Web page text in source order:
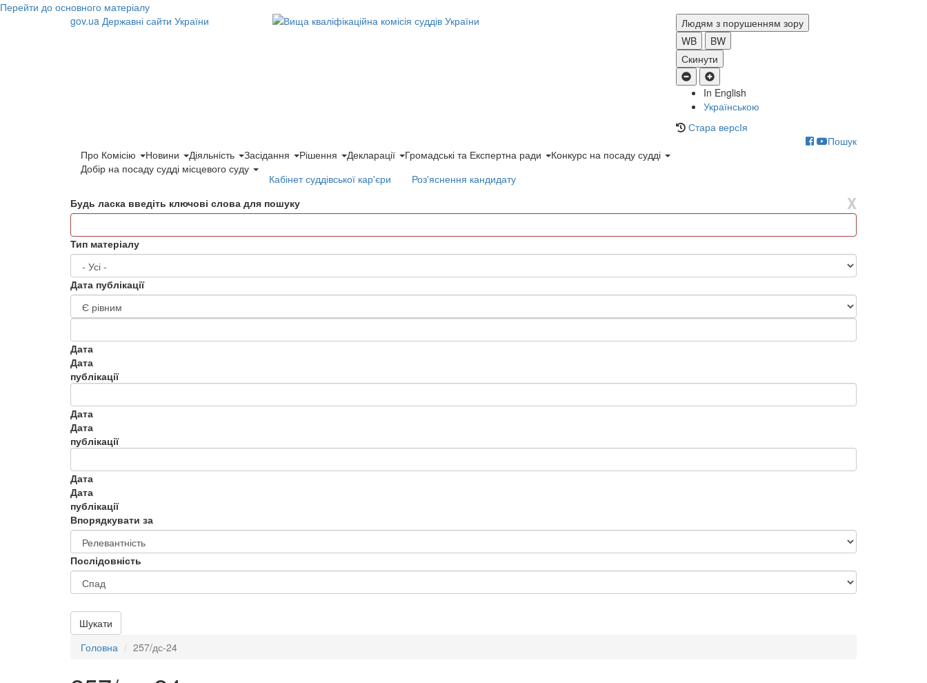
Перейти до основного матеріалу
gov.ua Державні сайти України
Людям з порушенням зору
WB
BW
Скинути
In English
Українською
Стара версІя
Пошук
Про Комісію
Новини Діяльність Засідання Рішення Декларації Громадські та Експертна ради
Конкурс на посаду судді
Добір на посаду судді місцевого суду
Кабінет суддівської кар'єри Роз'яснення кандидату
X
Будь ласка введіть ключові слова для пошуку
Тип матеріалу
Дата публікації
Дата
Дата
публікації
Дата
Дата
публікації
Дата
Дата
публікації
Впорядкувати за
Послідовність
Шукати
Головна
257/дс-24